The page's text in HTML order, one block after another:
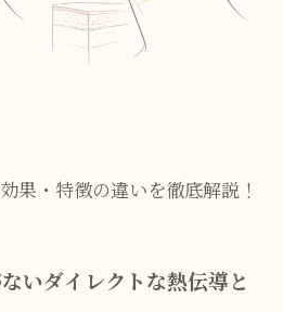
果・特徴の違いを徹底解説！
いダイレクトな熱伝導と